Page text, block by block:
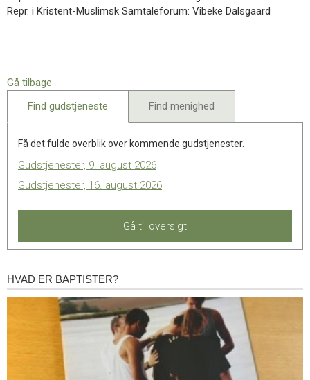
5.0:
Værktøjskassen
7.0:
9.0:
Forside
10.0:
Nyheder
13.0:
Værktøjskassen
14.0:
Mission
BaptistKirken
Repr. i Kristent-Muslimsk Samtaleforum: Vibeke Dalsgaard
Gå tilbage
Find gudstjeneste
Find menighed
Få det fulde overblik over kommende gudstjenester.
Gudstjenester, 9. august 2026
Gudstjenester, 16. august 2026
Gå til oversigt
Hvad
er
HVAD ER BAPTISTER?